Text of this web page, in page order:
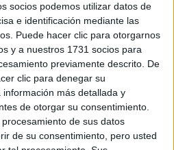
socios podemos utilizar datos de
e identificación mediante las
Puede hacer clic para otorgarnos
y a nuestros 1731 socios para
previamente descrito. De
clic para denegar su
más detallada y
de otorgar su consentimiento.
de sus datos
de su consentimiento, pero usted
preguntas que te gustaría que te
precios, plazas
y condicionesy lapolítica de